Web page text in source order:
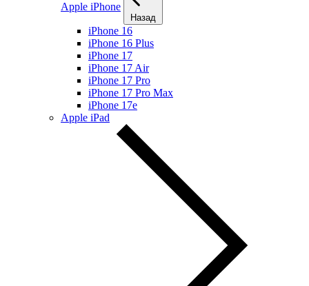
Apple iPhone
Назад
iPhone 16
iPhone 16 Plus
iPhone 17
iPhone 17 Air
iPhone 17 Pro
iPhone 17 Pro Max
iPhone 17e
Apple iPad